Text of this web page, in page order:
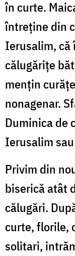
în curte.
întreține din
Ierusalim, că
călugărițe
mențin
nonagenar.
Duminica de
Ierusalim
Privim din
biserică atât
călugări.
curte, florile,
solitari,